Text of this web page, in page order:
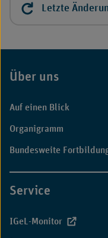
Letzte
Fußbereich
Über uns
Auf einen Blick
Organigramm
Bundesweite
Service
IGeL-Monitor